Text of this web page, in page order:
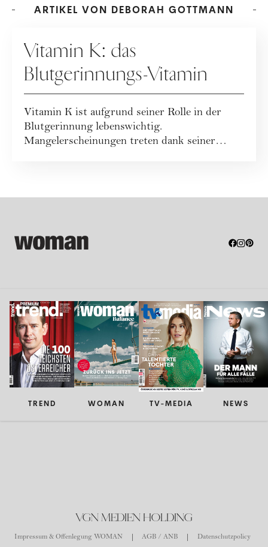
ARTIKEL VON DEBORAH GOTTMANN
Vitamin K: das
Blutgerinnungs-Vitamin
Vitamin K ist aufgrund seiner Rolle in der
Blutgerinnung lebenswichtig.
Mangelerscheinungen treten dank seiner
TREND WOMAN TV-MEDIA NEWS
VGN MEDIEN HOLDING
Impressum & Offenlegung WOMAN AGB / ANB Datenschutzpolicy